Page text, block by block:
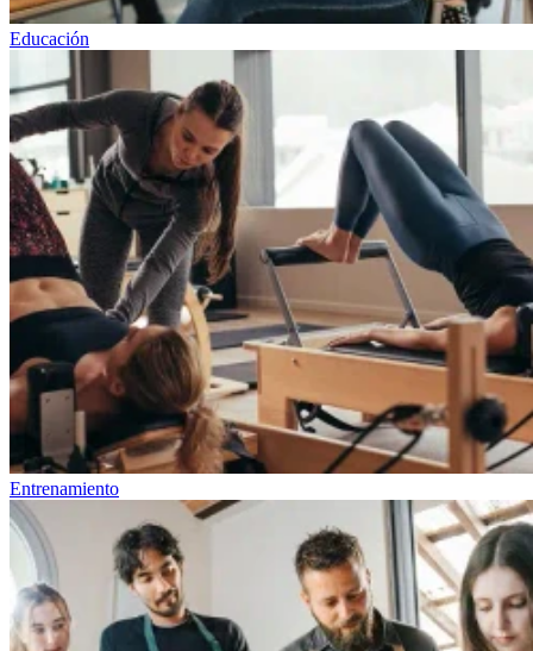
Educación
Entrenamiento